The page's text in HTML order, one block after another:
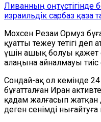
Ливанның оңтүстігінде
израильдік сарбаз қаза
Мохсен Резаи Ормуз
қуатты тежеу тетігі
үшін ашық болуы қажет
алаңына айналмауы тиіс
Сондай-ақ ол кемінде
бұғатталған Иран
қадам жалғасып жатқан
деген сенімді нығайтуға